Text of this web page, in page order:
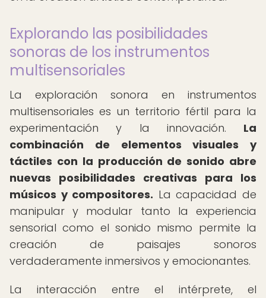
Explorando las posibilidades
sonoras de los instrumentos
multisensoriales
La exploración sonora en instrumentos
multisensoriales es un territorio fértil para la
experimentación y la innovación. La
combinación de elementos visuales y
táctiles con la producción de sonido abre
nuevas posibilidades creativas para los
músicos y compositores. La capacidad de
manipular y modular tanto la experiencia
sensorial como el sonido mismo permite la
creación de paisajes sonoros
verdaderamente inmersivos y emocionantes.
La interacción entre el intérprete, el